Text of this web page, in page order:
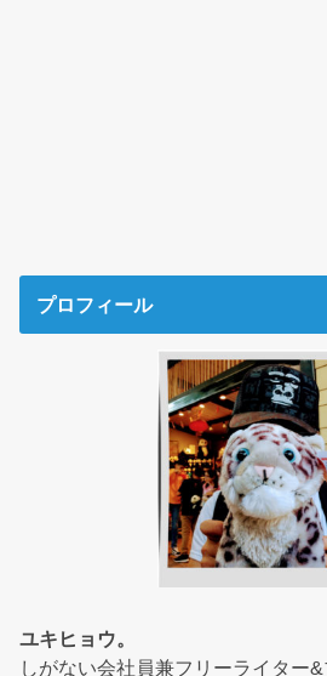
プロフィール
ユキヒョウ。
しがない会社員兼フリーライター